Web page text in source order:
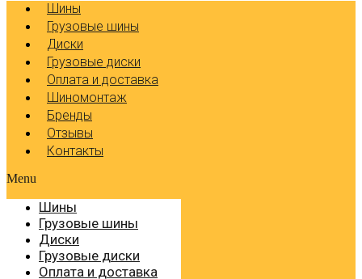
Шины
Грузовые шины
Диски
Грузовые диски
Оплата и доставка
Шиномонтаж
Бренды
Отзывы
Контакты
Menu
Шины
Грузовые шины
Диски
Грузовые диски
Оплата и доставка